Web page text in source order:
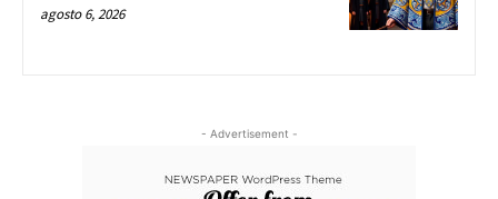
agosto 6, 2026
- Advertisement -